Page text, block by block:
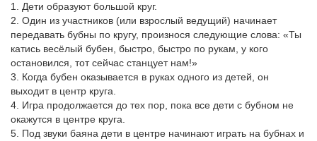
1. Дети образуют большой круг.
2. Один из участников (или взрослый ведущий) начинает
передавать бубны по кругу, произнося следующие слова: «Ты
катись весёлый бубен, быстро, быстро по рукам, у кого
остановился, тот сейчас станцует нам!»
3. Когда бубен оказывается в руках одного из детей, он
выходит в центр круга.
4. Игра продолжается до тех пор, пока все дети с бубном не
окажутся в центре круга.
5. Под звуки баяна дети в центре начинают играть на бубнах и